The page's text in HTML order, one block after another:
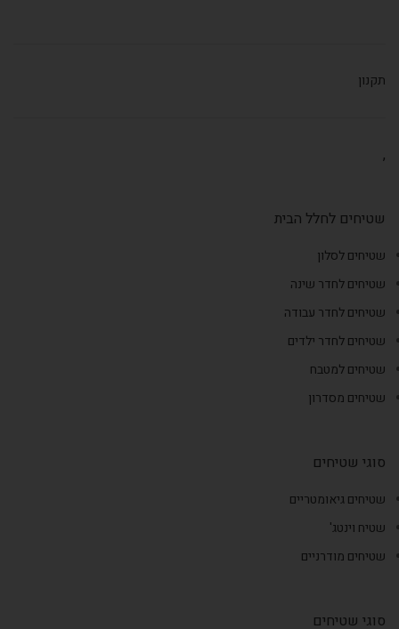
תקנון
,
שטיחים לחלל הבית
שטיחים לסלון
שטיחים לחדר שינה
שטיחים לחדר עבודה
שטיחים לחדר ילדים
שטיחים למטבח
שטיחים מסדרון
סוגי שטיחים
שטיחים גיאומטריים
שטיח וינטג'
שטיחים מודרניים
סוגי שטיחים